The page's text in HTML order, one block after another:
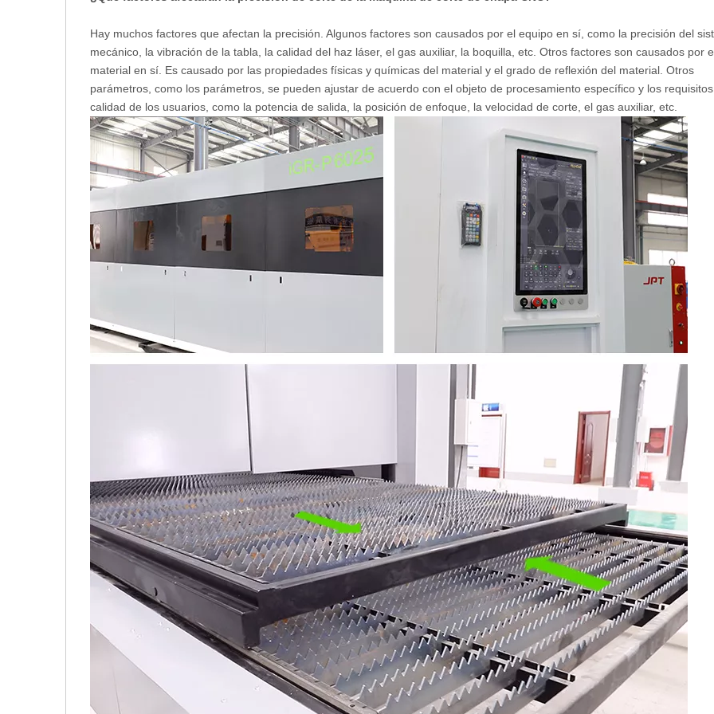
Hay muchos factores que afectan la precisión. Algunos factores son causados ​​por el equipo en sí, como la precisión del
mecánico, la vibración de la tabla, la calidad del haz láser, el gas auxiliar, la boquilla, etc. Otros factores son causados ​​por
material en sí. Es causado por las propiedades físicas y químicas del material y el grado de reflexión del material. Otros
parámetros, como los parámetros, se pueden ajustar de acuerdo con el objeto de procesamiento específico y los
calidad de los usuarios, como la potencia de salida, la posición de enfoque, la velocidad de corte, el gas auxiliar, etc.